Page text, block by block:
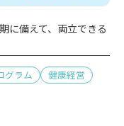
に備えて、両立できる
グラム
健康経営